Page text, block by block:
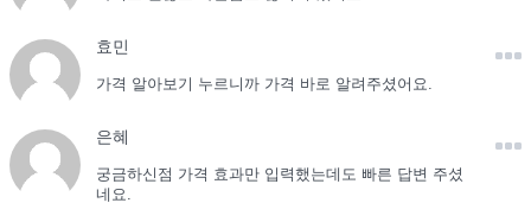
효민
가격 알아보기 누르니까 가격 바로 알려주셨어요.
은혜
궁금하신점 가격 효과만 입력했는데도 빠른 답변 주셨
네요.